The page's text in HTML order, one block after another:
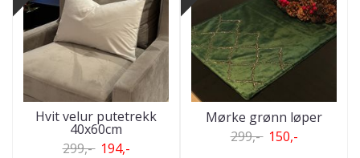
Hvit velur putetrekk
40x60cm
299,- 194,-
Mørke grønn løper
299,- 150,-